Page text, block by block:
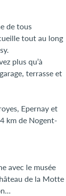
de tous
tout au long
plus qu’à
terrasse et
Epernay et
km de Nogent-
avec le musée
de la Motte